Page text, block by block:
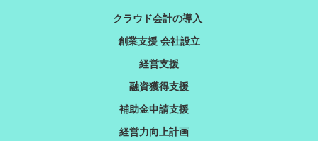
クラウド会計の導入
創業支援 会社設立
経営支援
融資獲得支援
補助金申請支援
経営力向上計画